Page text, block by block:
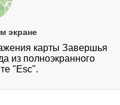
экране
карты Завершья
из полноэкранного
"Esc".